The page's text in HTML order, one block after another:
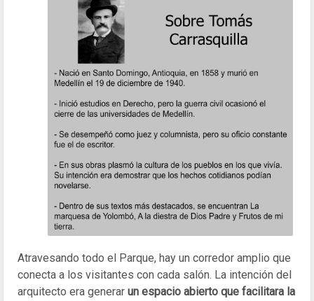
Atravesando todo el Parque, hay un corredor amplio que
conecta a los visitantes con cada salón. La intención del
arquitecto era generar un espacio abierto que facilitara la